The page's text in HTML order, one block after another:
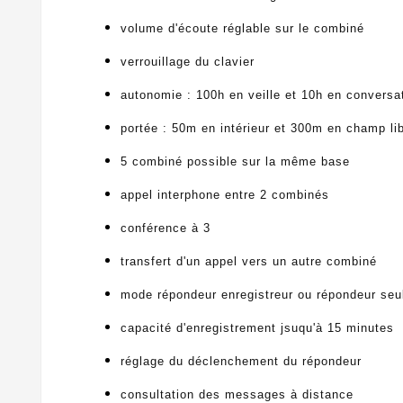
volume d'écoute réglable sur le combiné
verrouillage du clavier
autonomie : 100h en veille et 10h en
portée : 50m en intérieur et 300m en champ
5 combiné possible sur la même base
appel interphone entre 2 combinés
conférence à 3
transfert d'un appel vers un autre combiné
mode répondeur enregistreur ou répondeur seul
capacité d'enregistrement jsuqu'à 15 minutes
réglage du déclenchement du répondeur
consultation des messages à distance